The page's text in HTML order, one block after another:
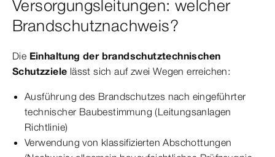
Versorgungsleitungen: welcher
Brandschutznachweis?
Die Einhaltung der brandschutztechnischen
Schutzziele lässt sich auf zwei Wegen erreichen:
Ausführung des Brandschutzes nach eingeführter
technischer Baubestimmung (Leitungsanlagen
Richtlinie)
Verwendung von klassifizierten Abschottungen